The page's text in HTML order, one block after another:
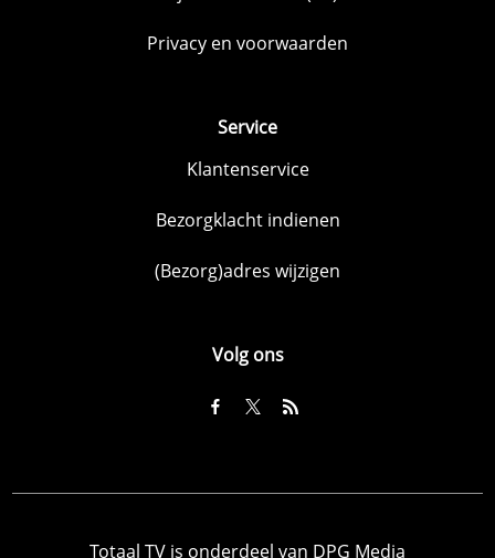
Privacy en voorwaarden
Service
Klantenservice
Bezorgklacht indienen
(Bezorg)adres wijzigen
Volg ons
Totaal TV is onderdeel van DPG Media